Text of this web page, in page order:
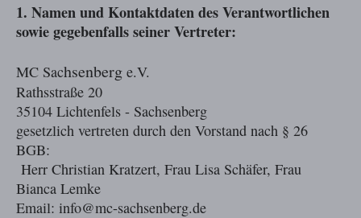
1. Namen und Kontaktdaten des Verantwortlichen
sowie gegebenfalls seiner Vertreter:
MC Sachsenberg e.V.
Rathsstraße 20
35104 Lichtenfels - Sachsenberg
gesetzlich vertreten durch den Vorstand nach § 26
BGB:
Herr Christian Kratzert, Frau Lisa Schäfer, Frau
Bianca Lemke
Email: info@mc-sachsenberg.de